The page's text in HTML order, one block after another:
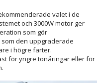
valet i de
och 3000W motor ger
som gör
den uppgraderade
i högre farter.
för yngre tonåringar eller för